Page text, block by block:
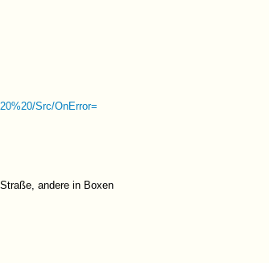
Src/OnError=
andere in Boxen